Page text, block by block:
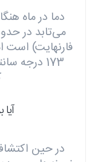
دما در ماه
فارنهایت) است
در حین